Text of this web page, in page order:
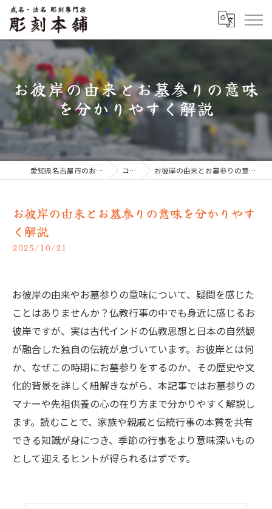
お彼岸の由来とお墓参りの意味
を分かりやすく解説
愛知県名古屋市のお墓なら彫刻本舗 コラム お彼岸の由来とお墓参りの意味を分かりやすく解説
お彼岸の由来とお墓参りの意味を分かりやす
く解説
2025/10/21
お彼岸の由来やお墓参りの意味について、疑問を感じた
ことはありませんか？仏教行事の中でも身近に感じるお
彼岸ですが、実は古代インドの仏教思想と日本の自然観
が融合した独自の伝統が息づいています。お彼岸とは何
か、なぜこの時期にお墓参りをするのか、その歴史や文
化的背景を詳しく紐解きながら、本記事ではお墓参りの
マナーや先祖供養の心の在り方まで分かりやすく解説し
ます。読むことで、家族や親戚と伝統行事の本質を共有
できる知識が身につき、季節の行事をより意味深いもの
として迎えるヒントが得られるはずです。